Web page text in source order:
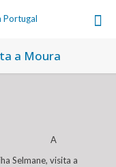
a Moura
A
Selmane, visita a